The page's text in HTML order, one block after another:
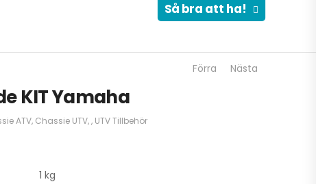
Så bra att ha!
Förra Nästa
KIT Yamaha
ATV, Chassie UTV,, UTV Tillbehör
1 kg